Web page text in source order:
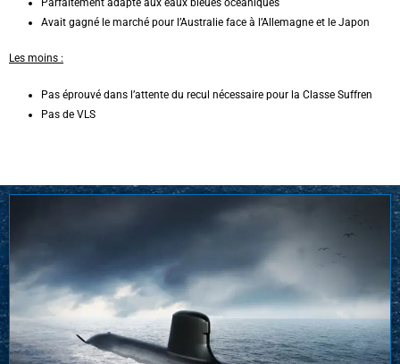
Parfaitement adapté aux eaux bleues océaniques
Avait gagné le marché pour l’Australie face à l’Allemagne et le Japon
Les moins :
Pas éprouvé dans l’attente du recul nécessaire pour la Classe Suffren
Pas de VLS